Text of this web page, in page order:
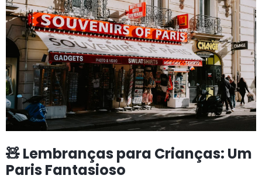
🧸 Lembranças para Crianças: Um
Paris Fantasioso